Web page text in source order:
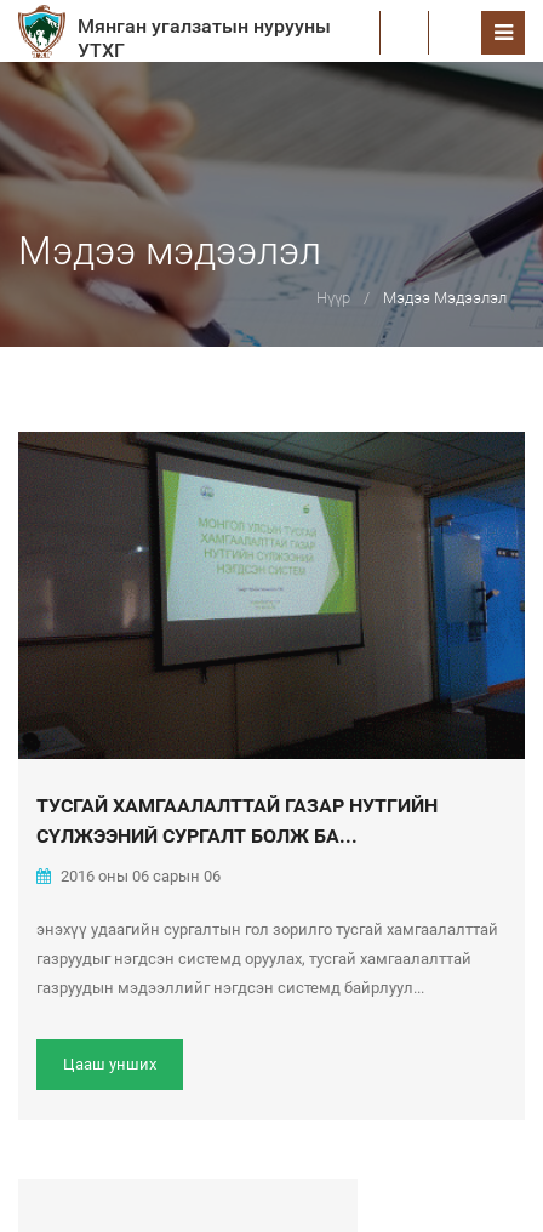
Мянган угалзатын нурууны
УТХГ
Мэдээ мэдээлэл
Нүүр Мэдээ Мэдээлэл
ТУСГАЙ ХАМГААЛАЛТТАЙ ГАЗАР НУТГИЙН
СҮЛЖЭЭНИЙ СУРГАЛТ БОЛЖ БА...
2016 оны 06 сарын 06
энэхүү удаагийн сургалтын гол зорилго тусгай хамгаалалттай
газруудыг нэгдсэн системд оруулах, тусгай хамгаалалттай
газруудын мэдээллийг нэгдсэн системд байрлуул...
Цааш унших